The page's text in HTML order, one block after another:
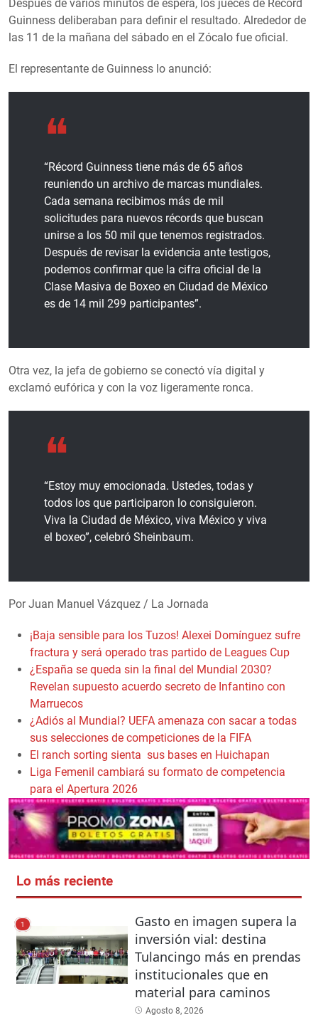
Después de varios minutos de espera, los jueces de Récord
Guinness deliberaban para definir el resultado. Alrededor de
las 11 de la mañana del sábado en el Zócalo fue oficial.
El representante de Guinness lo anunció:
“Récord Guinness tiene más de 65 años
reuniendo un archivo de marcas mundiales.
Cada semana recibimos más de mil
solicitudes para nuevos récords que buscan
unirse a los 50 mil que tenemos registrados.
Después de revisar la evidencia ante testigos,
podemos confirmar que la cifra oficial de la
Clase Masiva de Boxeo en Ciudad de México
es de 14 mil 299 participantes”.
Otra vez, la jefa de gobierno se conectó vía digital y
exclamó eufórica y con la voz ligeramente ronca.
“Estoy muy emocionada. Ustedes, todas y
todos los que participaron lo consiguieron.
Viva la Ciudad de México, viva México y viva
el boxeo”, celebró Sheinbaum.
Por Juan Manuel Vázquez / La Jornada
¡Baja sensible para los Tuzos! Alexei Domínguez sufre
fractura y será operado tras partido de Leagues Cup
¿España se queda sin la final del Mundial 2030?
Revelan supuesto acuerdo secreto de Infantino con
Marruecos
¿Adiós al Mundial? UEFA amenaza con sacar a todas
sus selecciones de competiciones de la FIFA
El ranch sorting sienta sus bases en Huichapan
Liga Femenil cambiará su formato de competencia
para el Apertura 2026
Lo más reciente
1
Gasto en imagen supera la
inversión vial: destina
Tulancingo más en prendas
institucionales que en
material para caminos
Agosto 8, 2026